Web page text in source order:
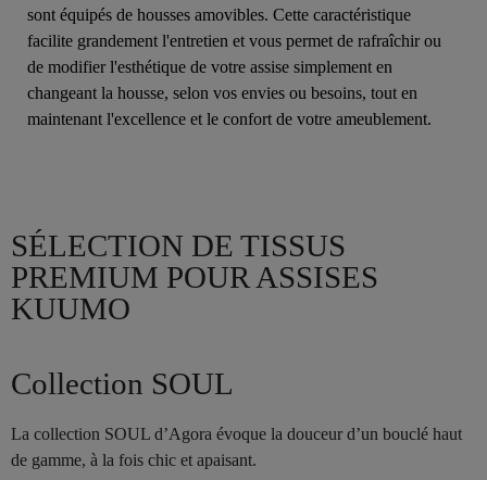
sont équipés de housses amovibles. Cette caractéristique
facilite grandement l'entretien et vous permet de rafraîchir ou
de modifier l'esthétique de votre assise simplement en
changeant la housse, selon vos envies ou besoins, tout en
maintenant l'excellence et le confort de votre ameublement.
SÉLECTION DE TISSUS
PREMIUM POUR ASSISES
KUUMO
Collection SOUL
La collection SOUL d’Agora évoque la douceur d’un bouclé haut
de gamme, à la fois chic et apaisant.